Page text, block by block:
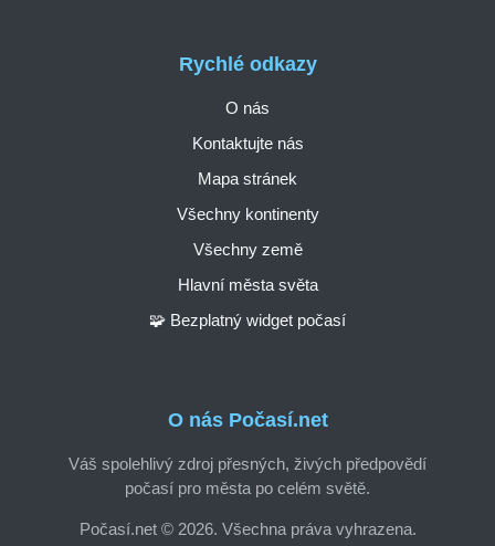
O nás Počasí.net
Váš spolehlivý zdroj přesných, živých předpovědí
počasí pro města po celém světě.
Počasí.net © 2026. Všechna práva vyhrazena.
Rychlé odkazy
O nás
Kontaktujte nás
Mapa stránek
Všechny kontinenty
Všechny země
Hlavní města světa
🧩 Bezplatný widget počasí